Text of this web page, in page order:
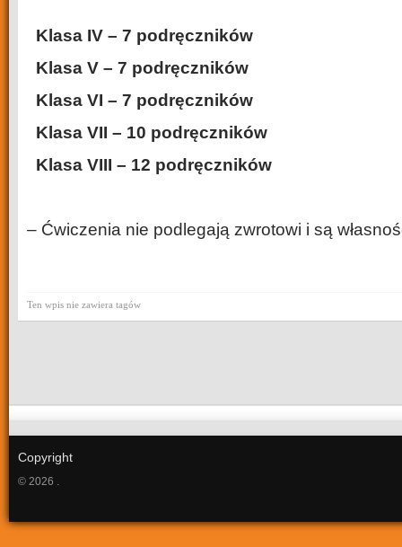
Klasa IV – 7 podręczników
Klasa V – 7 podręczników
Klasa VI – 7 podręczników
Klasa VII – 10 podręczników
Klasa VIII – 12 podręczników
– Ćwiczenia nie podlegają zwrotowi i są
Ten wpis nie zawiera tagów
Copyright
© 2026 .